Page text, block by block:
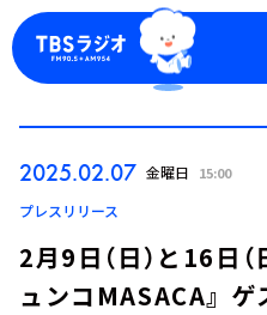
2025.02.07 金曜日 15:00
プレスリリース
2月9日（日）と16日
ュンコMASACA』